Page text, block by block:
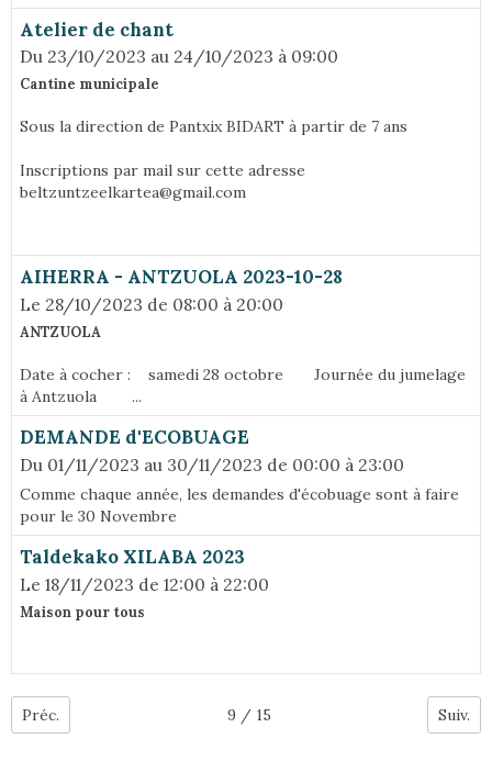
Atelier de chant
Du 23/10/2023 au 24/10/2023 à 09:00
Cantine municipale
Sous la direction de Pantxix BIDART à partir de 7 ans
Inscriptions par mail sur cette adresse
beltzuntzeelkartea@gmail.com
AIHERRA - ANTZUOLA 2023-10-28
Le 28/10/2023 de 08:00 à 20:00
ANTZUOLA
Date à cocher : samedi 28 octobre Journée du jumelage
à Antzuola ...
DEMANDE d'ECOBUAGE
Du 01/11/2023 au 30/11/2023 de 00:00 à 23:00
Comme chaque année, les demandes d'écobuage sont à faire
pour le 30 Novembre
Taldekako XILABA 2023
Le 18/11/2023 de 12:00 à 22:00
Maison pour tous
Préc. 9 / 15 Suiv.